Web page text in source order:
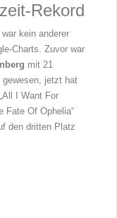
Rekord
kein anderer
Charts. Zuvor war
mit 21
jetzt hat
I Want For
Fate Of Ophelia“
den dritten Platz